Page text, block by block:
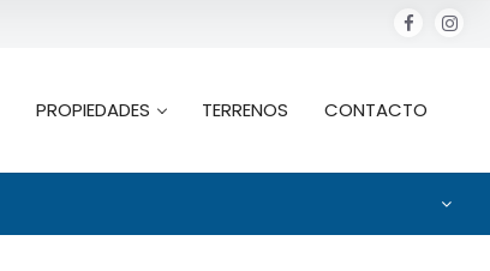
PROPIEDADES TERRENOS CONTACTO